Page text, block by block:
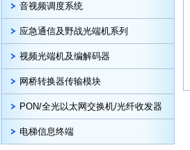
音视频调度系统
应急通信及野战光端机系列
视频光端机及编解码器
网桥转换器传输模块
PON/全光以太网交换机/光纤收发器
电梯信息终端